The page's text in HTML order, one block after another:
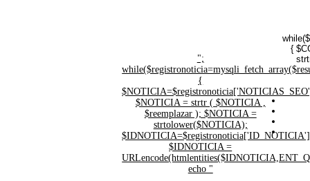
{
";
{
$NOTICIA = strtr ( $NOTICIA ,
$reemplazar ); $NOTICIA =
strtolower($NOTICIA);
$IDNOTICIA =
echo "